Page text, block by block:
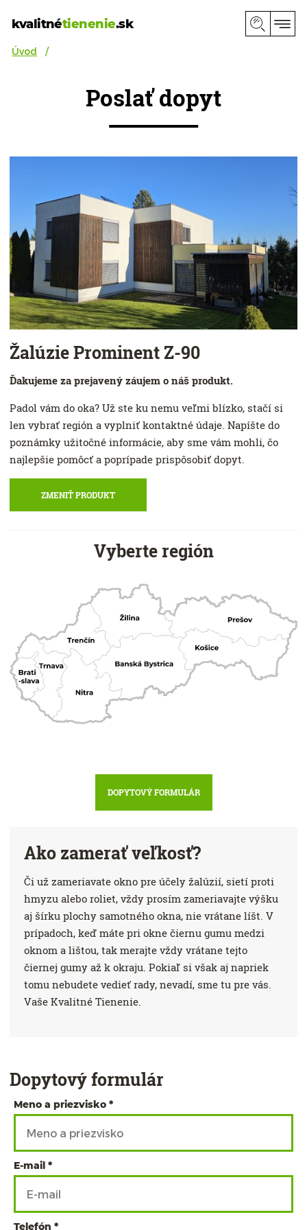
kvalitnétienenie.sk
Úvod
Poslať dopyt
Žalúzie Prominent Z-90
Ďakujeme za prejavený záujem o náš produkt.
Padol vám do oka? Už ste ku nemu veľmi blízko, stačí si
len vybrať región a vyplniť kontaktné údaje. Napíšte do
poznámky užitočné informácie, aby sme vám mohli, čo
najlepšie pomôcť a poprípade prispôsobiť dopyt.
ZMENIŤ PRODUKT
Vyberte región
DOPYTOVÝ FORMULÁR
Ako zamerať veľkosť?
Či už zameriavate okno pre účely žalúzií, sietí proti
hmyzu alebo roliet, vždy prosím zameriavajte výšku
aj šírku plochy samotného okna, nie vrátane líšt. V
prípadoch, keď máte pri okne čiernu gumu medzi
oknom a lištou, tak merajte vždy vrátane tejto
čiernej gumy až k okraju. Pokiaľ si však aj napriek
tomu nebudete vedieť rady, nevadí, sme tu pre vás.
Vaše Kvalitné Tienenie.
Dopytový formulár
Meno a priezvisko
E-mail
Telefón